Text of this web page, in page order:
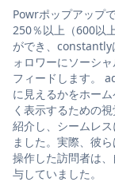
Powrポップアップ
250％以上（600以
ができ、constantly
ォロワーにソーシ
フィードします。
に見えるかをホー
く表示するための
紹介し、シームレ
ました。実際、彼
操作した訪問者は
与していました。